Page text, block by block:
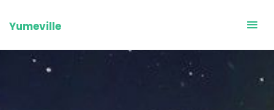
toYumeville